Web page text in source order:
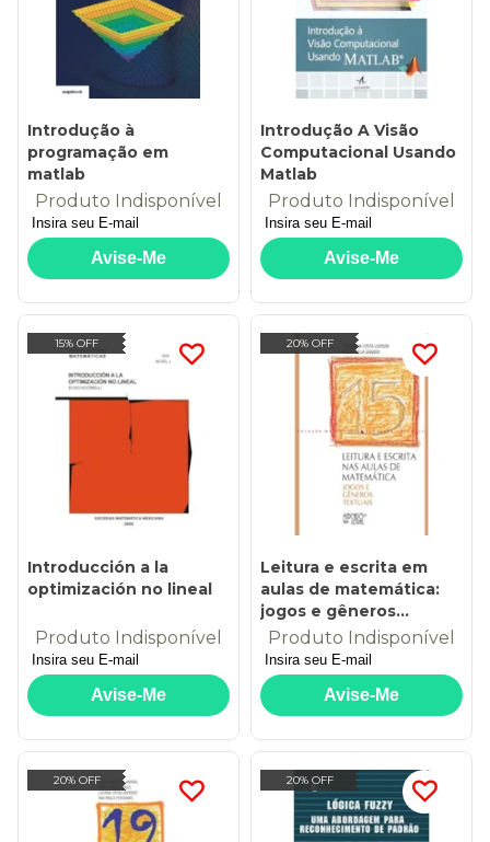
Introdução à
programação em
matlab
Produto Indisponível
Introdução A Visão
Computacional Usando
Matlab
Produto Indisponível
15% OFF
Introducción a la
optimización no lineal
Produto Indisponível
20% OFF
Leitura e escrita em
aulas de matemática:
jogos e gêneros
textuais
Produto Indisponível
20% OFF 20% OFF